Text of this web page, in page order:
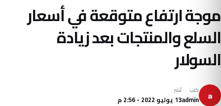
موجة ارتفاع متوقعة في أسعار
السلع والمنتجات بعد زيادة
السولار
a كتب
admin
نُشر
13 يوليو 2022 - 2:56 م